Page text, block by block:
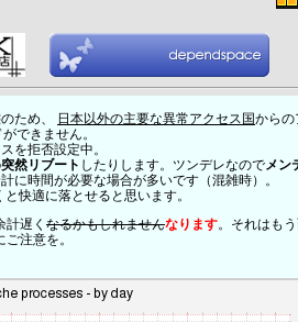
ため、
日本以外の主要な異常アクセス国からの
できません。
を拒否設定中。
然リブート したりします。ツンデレなのでメン
に時間が必要な場合が多いです（混雑時）。
快適に落とせると思います。
計遅く なるかもしれませんなります。それはも
ご注意を。